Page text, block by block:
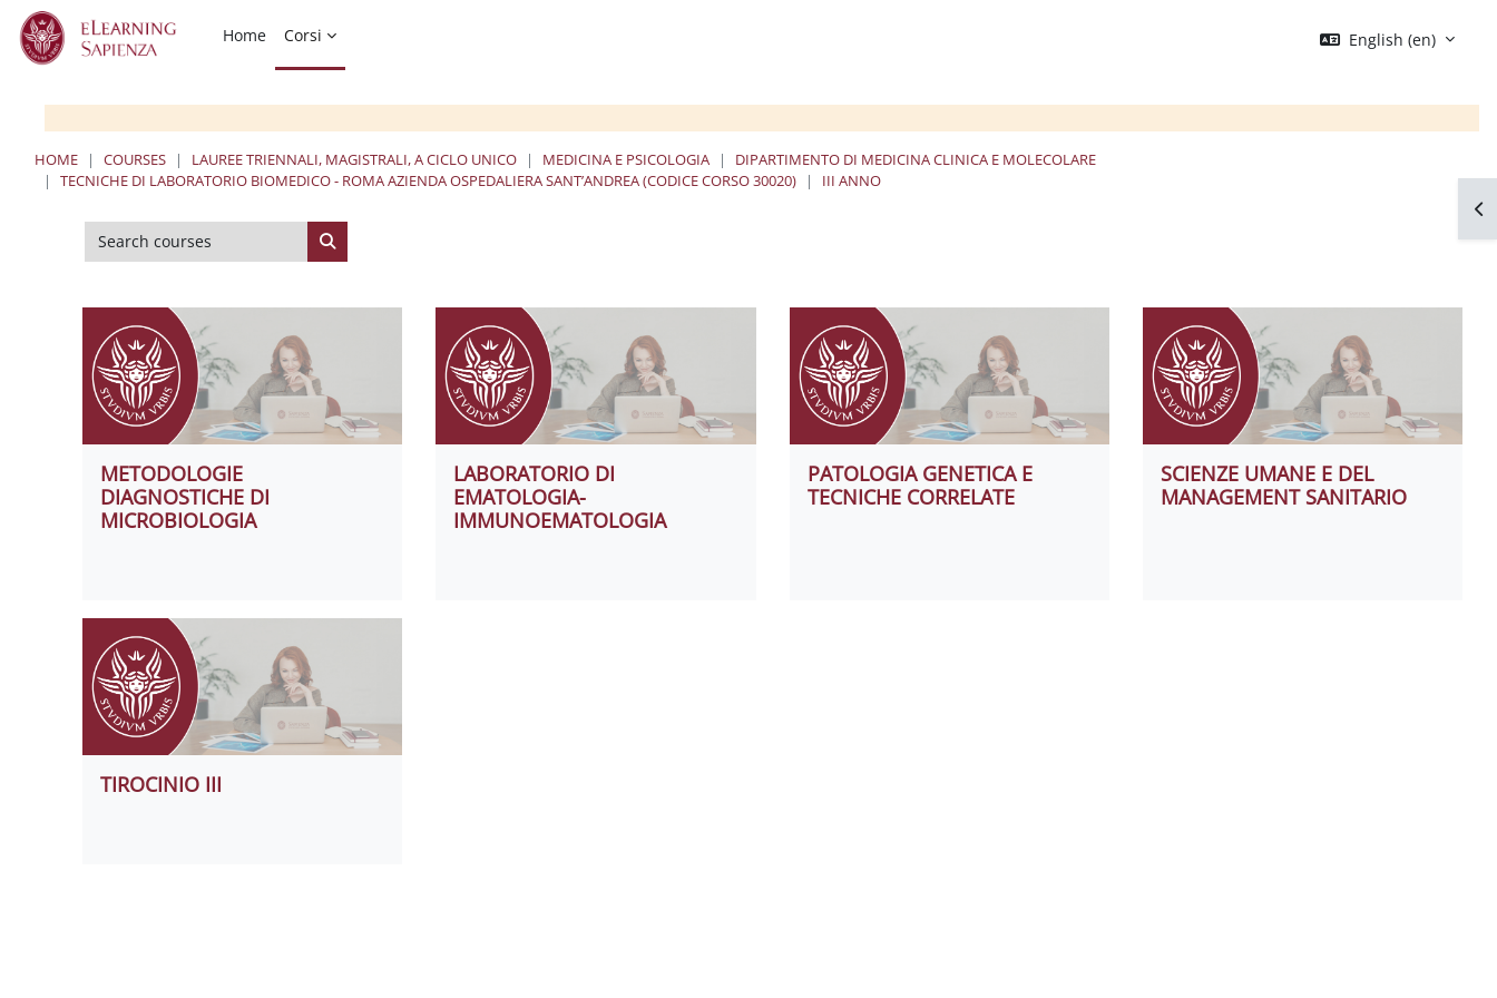
Skip to main content
Home
Corsi English ‎(en)‎
HOME COURSES LAUREE TRIENNALI, MAGISTRALI, A CICLO UNICO MEDICINA E PSICOLOGIA
DIPARTIMENTO DI MEDICINA CLINICA E MOLECOLARE
TECNICHE DI LABORATORIO BIOMEDICO - ROMA AZIENDA OSPEDALIERA SANT’ANDREA (CODICE CORSO 30020)
III ANNO
Search courses
Search courses
METODOLOGIE
DIAGNOSTICHE DI
MICROBIOLOGIA
LABORATORIO DI
EMATOLOGIA-
IMMUNOEMATOLOGIA
PATOLOGIA GENETICA E
TECNICHE CORRELATE
SCIENZE UMANE E DEL
MANAGEMENT SANITARIO
TIROCINIO III